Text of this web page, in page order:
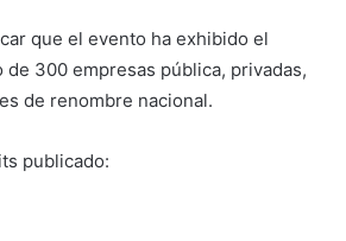
que el evento ha exhibido el
300 empresas pública, privadas,
de renombre nacional.
publicado: